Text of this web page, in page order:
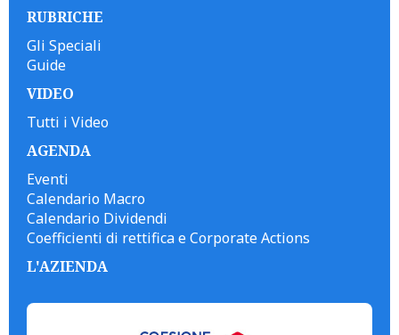
RUBRICHE
Gli Speciali
Guide
VIDEO
Tutti i Video
AGENDA
Eventi
Calendario Macro
Calendario Dividendi
Coefficienti di rettifica e Corporate Actions
L'AZIENDA